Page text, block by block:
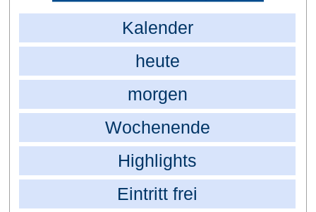
Kalender
heute
morgen
Wochenende
Highlights
Eintritt frei